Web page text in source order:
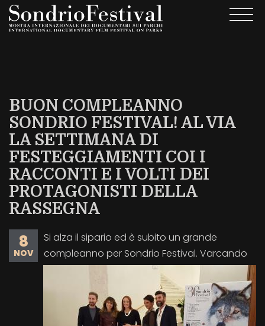
Salta
BUON COMPLEANNO
SONDRIO FESTIVAL! AL VIA
LA SETTIMANA DI
FESTEGGIAMENTI COI I
RACCONTI E I VOLTI DEI
PROTAGONISTI DELLA
RASSEGNA
8
NOV
Si alza il sipario ed è subito un grande
compleanno per Sondrio Festival. Varcando